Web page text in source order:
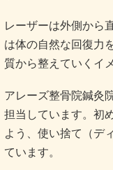
レーザーは外側から
は体の自然な回復力
質から整えていくイ
アレーズ整骨院鍼灸
担当しています。初
よう、使い捨て（デ
ています。